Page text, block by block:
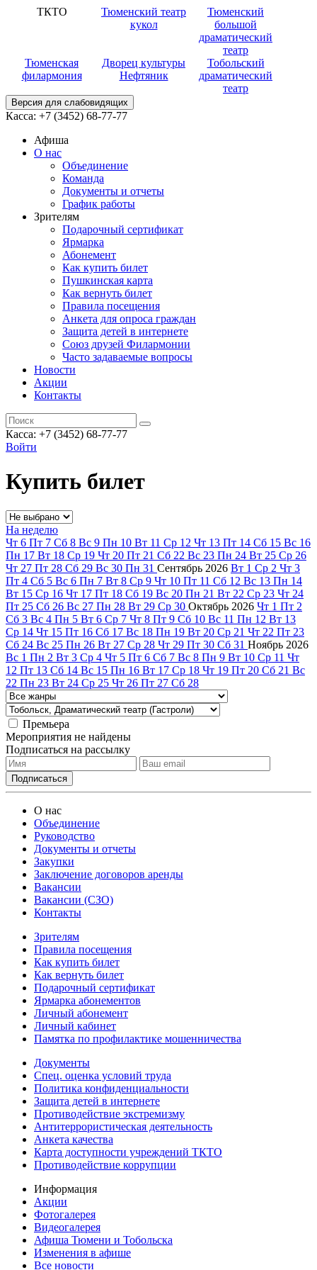
ТКТО
Тюменский театр
кукол
Тюменский
большой
драматический
театр
Тюменская
филармония
Дворец культуры
Нефтяник
Тобольский
драматический
театр
Версия для слабовидящих
Касса: +7 (3452) 68-77-77
Афиша
О нас
Объединение
Команда
Документы и отчеты
График работы
Зрителям
Подарочный сертификат
Ярмарка
Абонемент
Как купить билет
Пушкинская карта
Как вернуть билет
Правила посещения
Анкета для опроса граждан
Защита детей в интернете
Союз друзей Филармонии
Часто задаваемые вопросы
Новости
Акции
Контакты
Касса: +7 (3452) 68-77-77
Войти
Купить билет
На неделю
Чт 6 Пт 7 Сб 8 Вс 9 Пн 10 Вт 11 Ср 12 Чт 13 Пт 14 Сб 15 Вс 16
Пн 17 Вт 18 Ср 19 Чт 20 Пт 21 Сб 22 Вс 23 Пн 24 Вт 25 Ср 26
Чт 27 Пт 28 Сб 29 Вс 30 Пн 31 Сентябрь 2026 Вт 1 Ср 2 Чт 3
Пт 4 Сб 5 Вс 6 Пн 7 Вт 8 Ср 9 Чт 10 Пт 11 Сб 12 Вс 13 Пн 14
Вт 15 Ср 16 Чт 17 Пт 18 Сб 19 Вс 20 Пн 21 Вт 22 Ср 23 Чт 24
Пт 25 Сб 26 Вс 27 Пн 28 Вт 29 Ср 30 Октябрь 2026 Чт 1 Пт 2
Сб 3 Вс 4 Пн 5 Вт 6 Ср 7 Чт 8 Пт 9 Сб 10 Вс 11 Пн 12 Вт 13
Ср 14 Чт 15 Пт 16 Сб 17 Вс 18 Пн 19 Вт 20 Ср 21 Чт 22 Пт 23
Сб 24 Вс 25 Пн 26 Вт 27 Ср 28 Чт 29 Пт 30 Сб 31 Ноябрь 2026
Вс 1 Пн 2 Вт 3 Ср 4 Чт 5 Пт 6 Сб 7 Вс 8 Пн 9 Вт 10 Ср 11 Чт
12 Пт 13 Сб 14 Вс 15 Пн 16 Вт 17 Ср 18 Чт 19 Пт 20 Сб 21 Вс
22 Пн 23 Вт 24 Ср 25 Чт 26 Пт 27 Сб 28
Премьера
Мероприятия не найдены
Подписаться на рассылку
О нас
Объединение
Руководство
Документы и отчеты
Закупки
Заключение договоров аренды
Вакансии
Вакансии (СЗО)
Контакты
Зрителям
Правила посещения
Как купить билет
Как вернуть билет
Подарочный сертификат
Ярмарка абонементов
Личный абонемент
Личный кабинет
Памятка по профилактике мошенничества
Документы
Спец. оценка условий труда
Политика конфиденциальности
Защита детей в интернете
Противодействие экстремизму
Антитеррористическая деятельность
Анкета качества
Карта доступности учреждений ТКТО
Противодействие коррупции
Информация
Акции
Фотогалерея
Видеогалерея
Афиша Тюмени и Тобольска
Изменения в афише
Все новости